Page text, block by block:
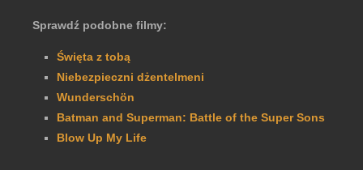
Sprawdź podobne filmy:
Święta z tobą
Niebezpieczni dżentelmeni
Wunderschön
Batman and Superman: Battle of the Super Sons
Blow Up My Life